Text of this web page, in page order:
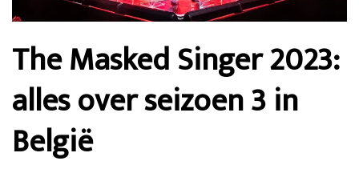
The Masked Singer 2023:
alles over seizoen 3 in
België